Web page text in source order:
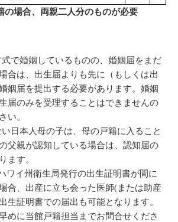
場合、両親二人分のものが必要
で婚姻しているものの、婚姻届をまだ
合は、出生届よりも先に（もしくは出
姻届を提出する必要があります。婚姻
届のみを受理することはできませんの
い。
日本人母の子は、母の戸籍に入ること
父親が認知している場合は、認知届の
ます。
ワイ州衛生局発行の出生証明書が間に
合、出産に立ち会った医師(または助産
生証明書での届出も可能となります。
めに当館戸籍担当までお問合せくださ